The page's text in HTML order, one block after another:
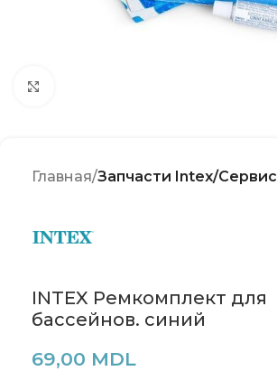
Главная Запчасти Intex/Сервис
INTEX Ремкомплект для
бассейнов. синий
69,00 MDL